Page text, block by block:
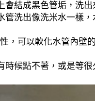
結成黑色管垢，洗
洗出像洗米水一樣
，可以軟化水管內壁
候點不著，或是等